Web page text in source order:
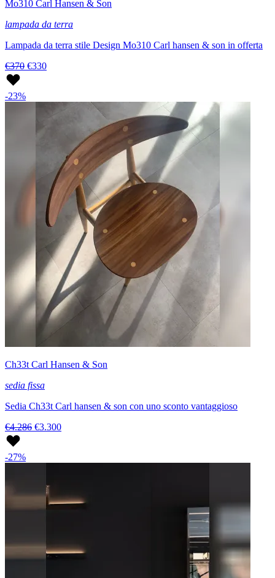
Mo310 Carl Hansen & Son
lampada da terra
Lampada da terra stile Design Mo310 Carl hansen & son in offerta
€370 €330
-23%
Ch33t Carl Hansen & Son
sedia fissa
Sedia Ch33t Carl hansen & son con uno sconto vantaggioso
€4.286 €3.300
-27%